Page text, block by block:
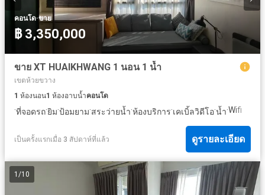
คอนโด·ขาย
฿ 3,350,000
ขาย XT HUAIKHWANG 1 นอน 1 น้ำ
เขตห้วยขวาง
1 ห้องนอน1 ห้องอาบน้ำคอนโด
·ที่จอดรถ·ยิม·ป้อมยาม·สระว่ายน้ำ·ห้องบริการ·เคเบิ้ลวิดีโอ·น้ำ·Wifi
เป็นครั้งแรกเมื่อ 3 สัปดาห์ที่แล้ว ดูรายละเอียด
1 /10